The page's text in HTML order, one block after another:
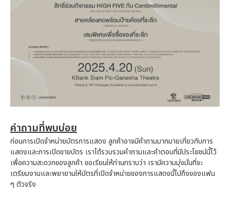
คำถามที่พบบ่อย
ก่อนการเปิดจำหน่ายบัตรการแสดง ลูกค้าอาจมีคำถามมากมายเกี่ยวกับการ
แสดงและการเปิดขายบัตร เราได้รวบรวมคำถามและคำตอบที่มีประโยชน์นี้ไว้
เพื่อความสะดวกของลูกค้า ขอเรียนให้ท่านทราบว่า เรามีความมุ่งมั่นที่จะ
เตรียมงานและพยายามให้บัตรที่เปิดจำหน่ายของการแสดงนี้ไปถึงของแฟน
ๆ ตัวจริง